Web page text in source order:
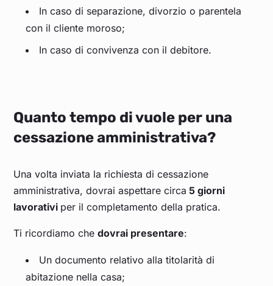
In caso di separazione, divorzio o parentela
con il cliente moroso;
In caso di convivenza con il debitore.
Quanto tempo di vuole per una
cessazione amministrativa?
Una volta inviata la richiesta di cessazione
amministrativa, dovrai aspettare circa 5 giorni
lavorativi per il completamento della pratica.
Ti ricordiamo chedovrai presentare:
Un documento relativo alla titolarità di
abitazione nella casa;